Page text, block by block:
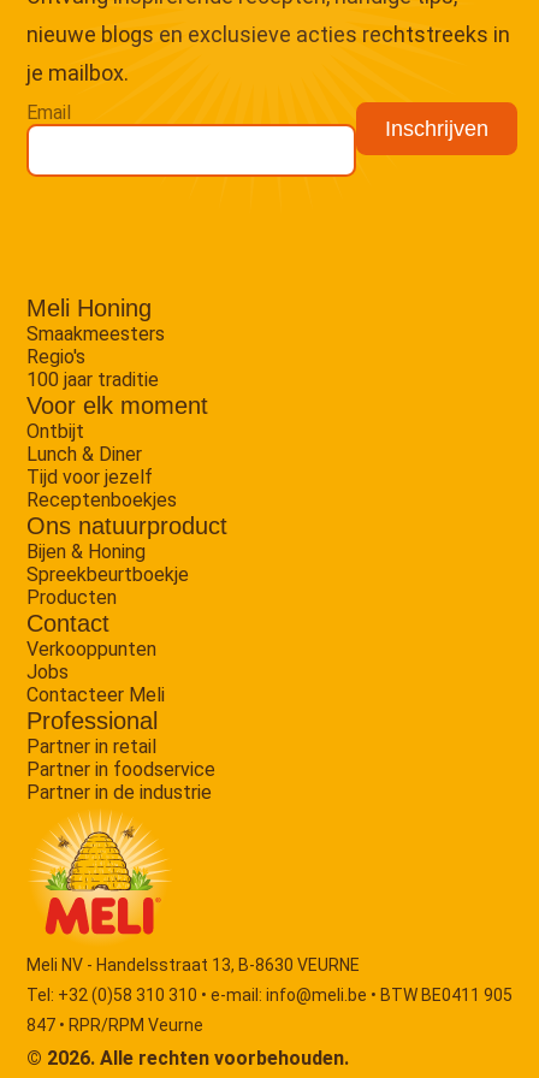
nieuwe blogs en exclusieve acties rechtstreeks in
je mailbox.
Email
Meli Honing
Smaakmeesters
Regio's
100 jaar traditie
Voor elk moment
Ontbijt
Lunch & Diner
Tijd voor jezelf
Receptenboekjes
Ons natuurproduct
Bijen & Honing
Spreekbeurtboekje
Producten
Contact
Verkooppunten
Jobs
Contacteer Meli
Professional
Partner in retail
Partner in foodservice
Partner in de industrie
Meli NV - Handelsstraat 13, B-8630 VEURNE
Tel: +32 (0)58 310 310 • e-mail: info@meli.be • BTW BE0411 905
847 • RPR/RPM Veurne
© 2026. Alle rechten voorbehouden.